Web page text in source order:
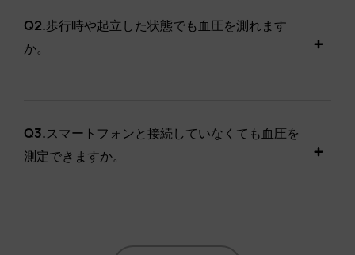
Q2.歩行時や起立した状態でも血圧を測れます
か。
Q3.スマートフォンと接続していなくても血圧を
測定できますか。